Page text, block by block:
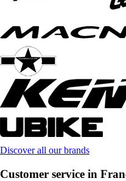
Discover all our brands
Customer service in